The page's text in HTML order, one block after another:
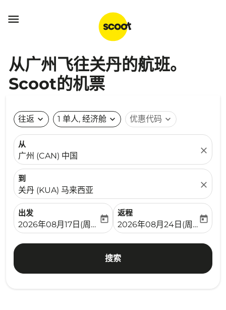

从广州飞往关丹的航班。
Scoot的机票
往返 expand_more 1 单人, 经济舱 expand_more 优惠代码 expand_more
从
广州 (CAN) 中国
close
到
关丹 (KUA) 马来西亚
close
出发
fc-booking-departure-date-aria-label
2026年08月17日(周一)
today
返程
fc-booking-return-date-
2026年08月24日(周一)
today
搜索